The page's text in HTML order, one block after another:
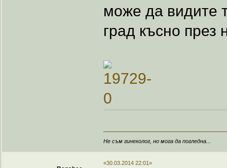
може да видите
град късно през
Не съм гинеколог, но мога да погледна...
«30.03.2014 22:01»